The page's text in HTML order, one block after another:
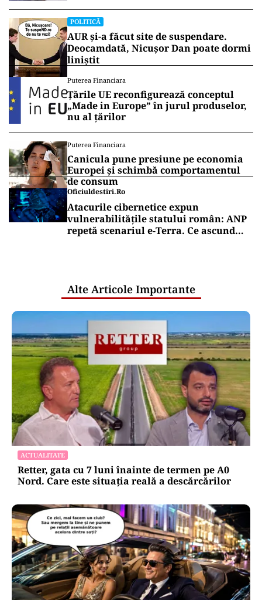
POLITICĂ
AUR și-a făcut site de suspendare.
Deocamdată, Nicușor Dan poate dormi
liniștit
Puterea Financiara
Țările UE reconfigurează conceptul
„Made in Europe” în jurul produselor,
nu al țărilor
Puterea Financiara
Canicula pune presiune pe economia
Europei și schimbă comportamentul
de consum
Oficiuldestiri.ro
Atacurile cibernetice expun
vulnerabilitățile statului român: ANP
repetă scenariul e‑Terra. Ce ascund
Alte Articole Importante
ACTUALITATE
Retter, gata cu 7 luni înainte de termen pe A0
Nord. Care este situația reală a descărcărilor